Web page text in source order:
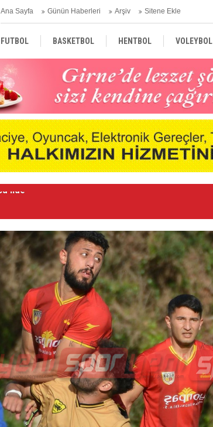
Ana Sayfa Günün Haberleri Arşiv Sitene Ekle
FUTBOL BASKETBOL HENTBOL VOLEYBOL
TÜRKİYE AVRUPA DÜNYA